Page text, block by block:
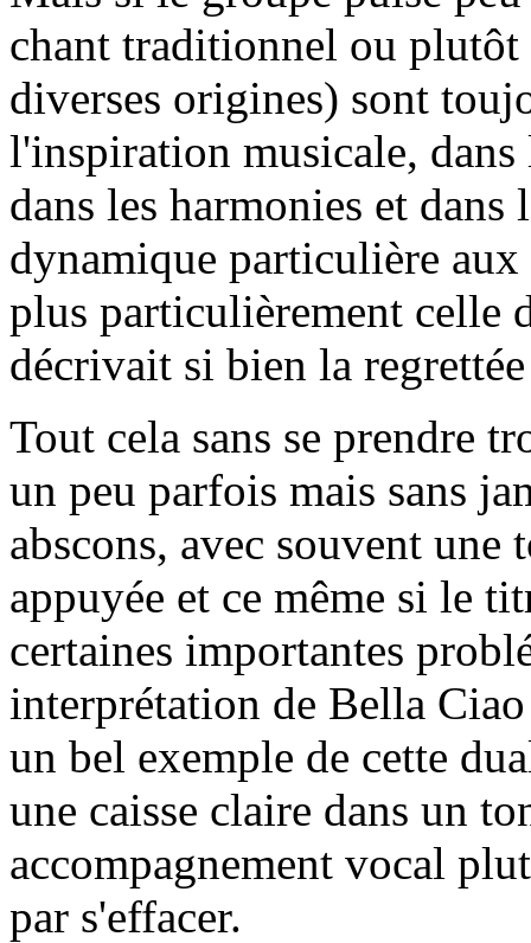
chant traditionnel ou
diverses origines) sont
l'inspiration musicale, dans
dans les harmonies et
dynamique particulière
plus particulièrement celle
décrivait si bien la
Tout cela sans se prendre
un peu parfois mais sans
abscons, avec souvent
appuyée et ce même si le
certaines importantes
interprétation de Bella
un bel exemple de cette
une caisse claire dans un
accompagnement vocal
par s'effacer.